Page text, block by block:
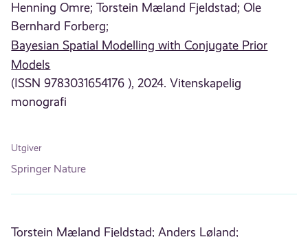
Henning Omre; Torstein Mæland Fjeldstad; Ole
Bernhard Forberg;
Bayesian Spatial Modelling with Conjugate Prior
Models
(ISSN 9783031654176 ), 2024. Vitenskapelig
monografi
Utgiver
Springer Nature
Torstein Mæland Fjeldstad; Anders Løland;